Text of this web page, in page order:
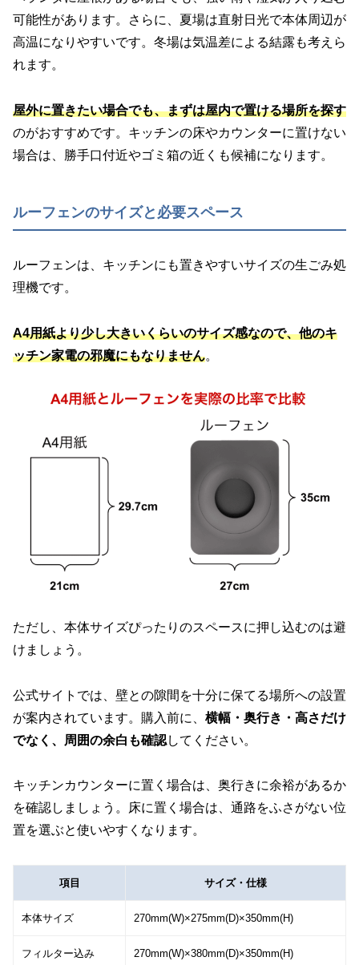
可能性があります。さらに、夏場は直射日光で本体周辺が
高温になりやすいです。冬場は気温差による結露も考えら
れます。
屋外に置きたい場合でも、まずは屋内で置ける場所を探す
のがおすすめです。キッチンの床やカウンターに置けない
場合は、勝手口付近やゴミ箱の近くも候補になります。
ルーフェンのサイズと必要スペース
ルーフェンは、キッチンにも置きやすいサイズの生ごみ処
理機です。
A4用紙より少し大きいくらいのサイズ感なので、他のキ
ッチン家電の邪魔にもなりません。
ただし、本体サイズぴったりのスペースに押し込むのは避
けましょう。
公式サイトでは、壁との隙間を十分に保てる場所への設置
が案内されています。購入前に、 横幅・奥行き・高さだけ
でなく、周囲の余白も確認してください。
キッチンカウンターに置く場合は、奥行きに余裕があるか
を確認しましょう。床に置く場合は、通路をふさがない位
置を選ぶと使いやすくなります。
項目 サイズ・仕様
本体サイズ 270mm(W)×275mm(D)×350mm(H)
フィルター込み 270mm(W)×380mm(D)×350mm(H)